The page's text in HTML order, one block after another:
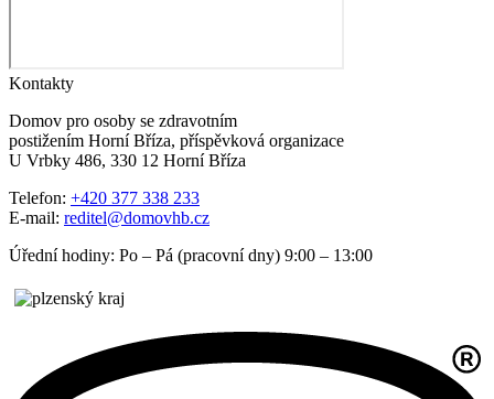
Kontakty
Domov pro osoby se zdravotním
postižením Horní Bříza, příspěvková organizace
U Vrbky 486, 330 12 Horní Bříza
Telefon: +420 377 338 233
E-mail: reditel@domovhb.cz
Úřední hodiny: Po – Pá (pracovní dny) 9:00 – 13:00